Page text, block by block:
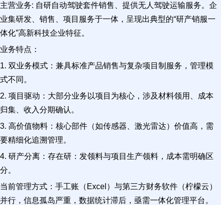
主营业务: 自研自动驾驶套件销售、提供无人驾驶运输服务。企
业集研发、销售、项目服务于一体，呈现出典型的“研产销服一
体化”高新科技企业特征。
业务特点：
1. 双业务模式：兼具标准产品销售与复杂项目制服务，管理模
式不同。
2. 项目驱动：大部分业务以项目为核心，涉及材料领用、成本
归集、收入分期确认。
3. 高价值物料：核心部件（如传感器、激光雷达）价值高，需
要精细化追溯管理。
4. 研产分离：存在研：发领料与项目生产领料，成本需明确区
分。
当前管理方式：手工账（Excel）与第三方财务软件（柠檬云）
并行，信息孤岛严重，数据统计滞后，亟需一体化管理平台。